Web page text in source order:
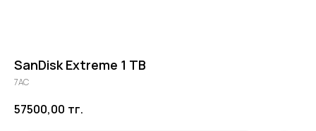
SanDisk Extreme 1 TB
7AC
57500,00 тг.